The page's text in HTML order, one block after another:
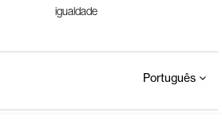
igualdade
Português